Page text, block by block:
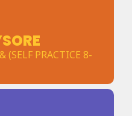
(SELF PRACTICE 8-